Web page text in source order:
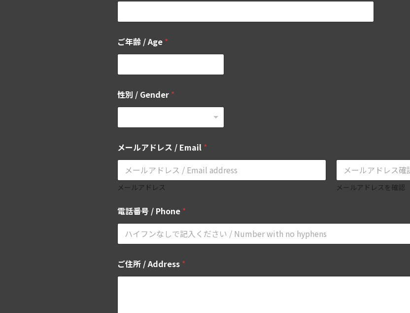
ご年齢 / Age *
性別 / Gender *
メールアドレス / Email *
メールアドレス メールアドレスを確認
電話番号 / Phone *
/
お
ご住所 / Address *